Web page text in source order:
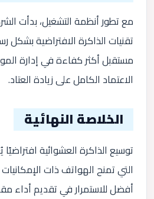
مع تطور أنظمة التشغيل، بدأت
تقنيات الذاكرة الافتراضية بشكل
مستقبل أكثر كفاءة في إدارة
الاعتماد الكامل على زيادة العتاد.
الخلاصة النهائية
توسيع الذاكرة العشوائية
التي تمنح الهواتف ذات
أفضل للاستمرار في تقديم أداء